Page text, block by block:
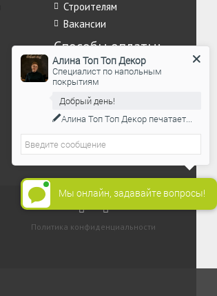
Строителям
Вакансии
Способы оплаты:
наличными, банковским
переводом или
банковской картой.
Политика конфиденциальности
Мы онлайн, задавайте вопросы!
Алина Топ Топ Декор
Специалист по напольным
покрытиям
Добрый день!
Алина Топ Топ Декор печатает...